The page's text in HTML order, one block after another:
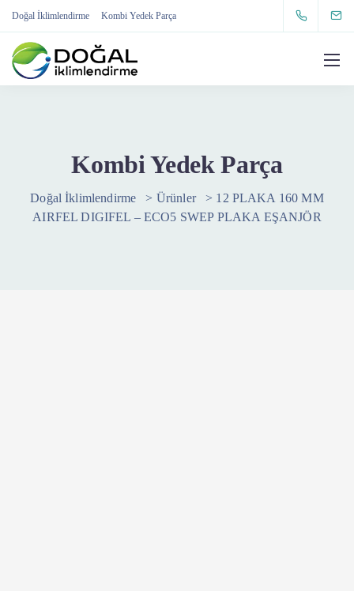
Doğal İklimlendirme Kombi Yedek Parça
Kombi Yedek Parça
Doğal İklimlendirme > Ürünler > 12 PLAKA 160 MM
AIRFEL DIGIFEL – ECO5 SWEP PLAKA EŞANJÖR